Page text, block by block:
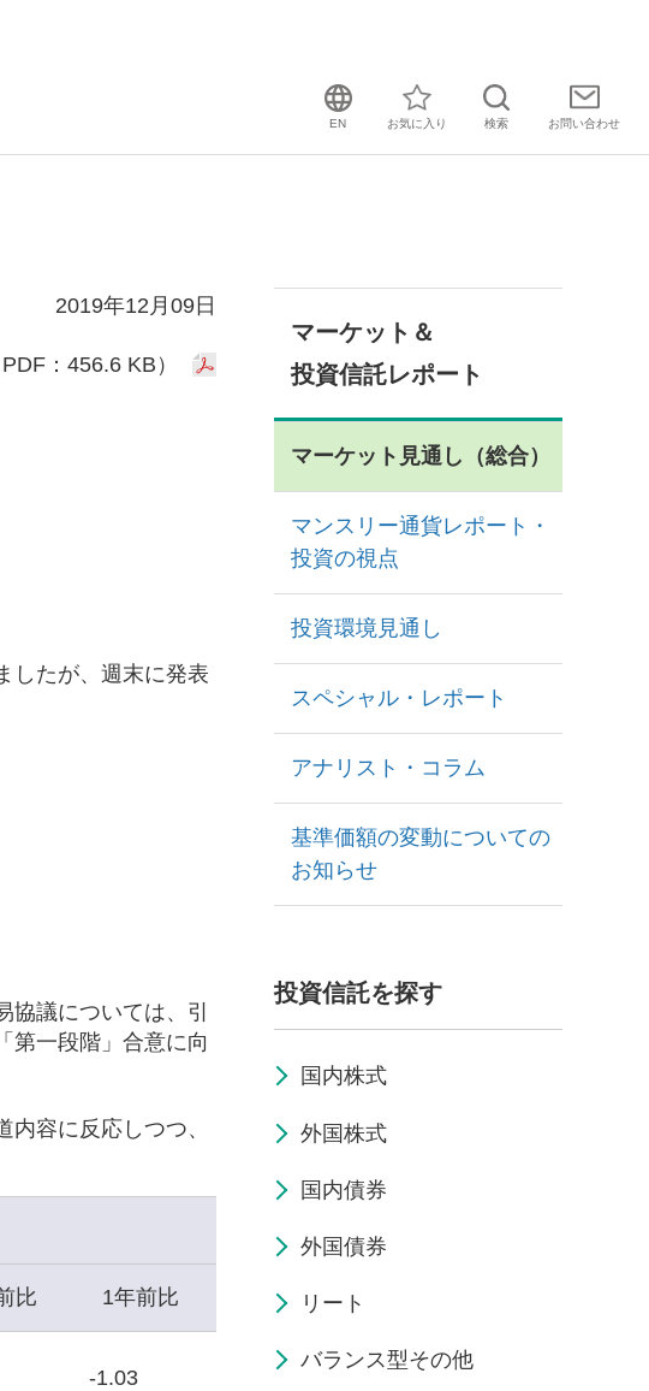
EN お気に入り 検索 お問い合わせ
2019年12月09日
：456.6 KB）
したが、週末に発表
議については、引
第一段階」合意に向
容に反応しつつ、
比 1年前比
-1.03
マーケット＆
投資信託レポート
マーケット見通し（総合）
マンスリー通貨レポート・
投資の視点
投資環境見通し
スペシャル・レポート
アナリスト・コラム
基準価額の変動についての
お知らせ
投資信託を探す
国内株式
外国株式
国内債券
外国債券
リート
バランス型その他